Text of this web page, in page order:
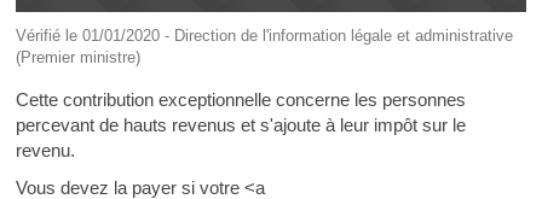
Vérifié le 01/01/2020 - Direction de l'information légale et administrative
(Premier ministre)
Cette contribution exceptionnelle concerne les personnes
percevant de hauts revenus et s'ajoute à leur impôt sur le
revenu.
Vous devez la payer si votre <a